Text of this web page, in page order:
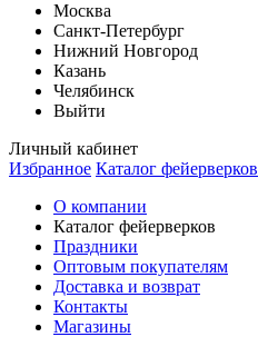
Москва
Санкт-Петербург
Нижний Новгород
Казань
Челябинск
Выйти
Личный кабинет
Избранное Каталог фейерверков
О компании
Каталог фейерверков
Праздники
Оптовым покупателям
Доставка и возврат
Контакты
Магазины